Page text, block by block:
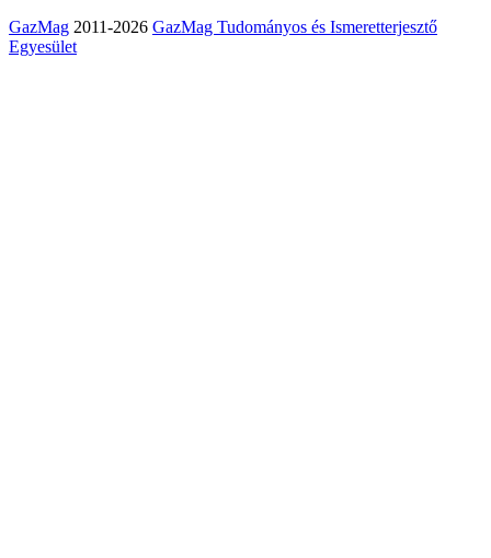
GazMag 2011-2026 GazMag Tudományos és Ismeretterjesztő
Egyesület